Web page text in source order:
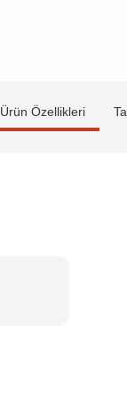
Ürün Özellikleri